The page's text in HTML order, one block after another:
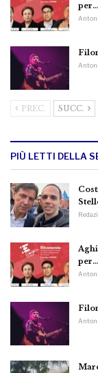
per…
PREC. SUCC.
PIÙ LETTI DELLA
per…